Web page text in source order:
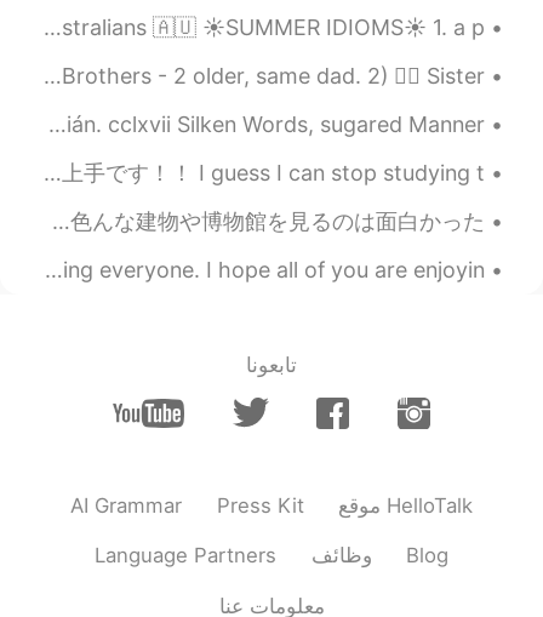
DECEMBER is finally here and it means SUMMER has come for Australians 🇦🇺 ☀SUMMER IDIOMS☀ 1. a p...
Let's find out more about each other! ❤️👍🏻 1) 🙋‍♂️ Brothers - 2 older, same dad. 2) 🙋‍♀️ Sister...
Excerpt from The Art of Worldly Wisdom by Baltasar Gracián. cclxvii Silken Words, sugared Manner...
今スターバックスで: 私: グランデアメリカノお願いします 店員: ホッととアイス.. 私: ホッと 店員: 日本語が上手です！！ I guess I can stop studying t...
イギリスに行ってきた！この季節は大体寒すぎると聞いてたけど楽しかった！ マンチェスターに行って、ビール飲みながらサッカー観た！ 電車でロンドンに行って、色んな建物や博物館を見るのは面白かった...
みなさん おはようござます🌤🌈 げんきですか？ 今日のお天気はすごくきれいです❣️👏🌤 Good morning everyone. I hope all of you are enjoyin...
تابعونا
AI Grammar Press Kit موقع HelloTalk
Language Partners وظائف Blog
معلومات عنا